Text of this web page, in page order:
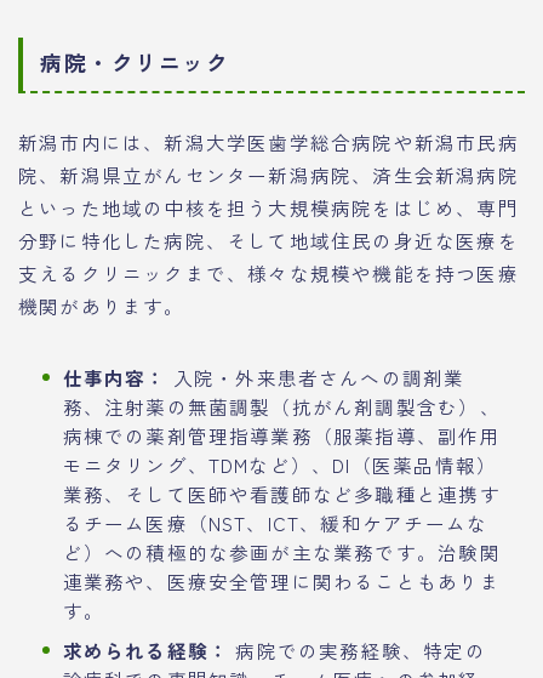
病院・クリニック
新潟市内には、新潟大学医歯学総合病院や新潟市民病
院、新潟県立がんセンター新潟病院、済生会新潟病院
といった地域の中核を担う大規模病院をはじめ、専門
分野に特化した病院、そして地域住民の身近な医療を
支えるクリニックまで、様々な規模や機能を持つ医療
機関があります。
仕事内容：
入院・外来患者さんへの調剤業
務、注射薬の無菌調製（抗がん剤調製含む）、
病棟での薬剤管理指導業務（服薬指導、副作用
モニタリング、TDMなど）、DI（医薬品情報）
業務、そして医師や看護師など多職種と連携す
るチーム医療（NST、ICT、緩和ケアチームな
ど）への積極的な参画が主な業務です。治験関
連業務や、医療安全管理に関わることもありま
す。
求められる経験： 病院での実務経験、特定の